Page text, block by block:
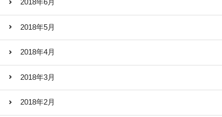
2018年6月
2018年5月
2018年4月
2018年3月
2018年2月